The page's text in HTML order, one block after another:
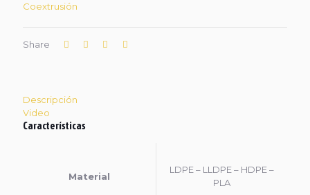
Coextrusión
Share
Descripción
Video
Características
Material
LDPE – LLDPE – HDPE –
PLA